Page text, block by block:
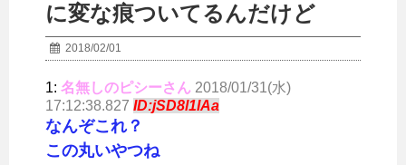
に変な痕ついてるんだけど
2018/02/01
1: 名無しのピシーさん 2018/01/31(水)
17:12:38.827 ID:jSD8l1IAa
なんぞこれ？
この丸いやつね